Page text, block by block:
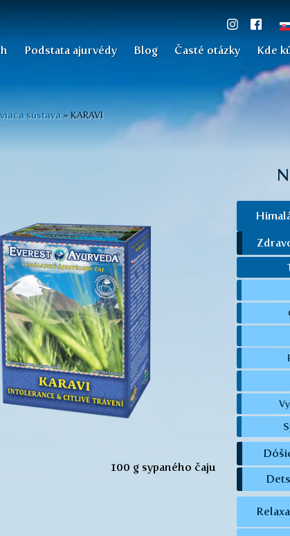
Podstata ajurvédy Blog Časté otázky Kde
sústava » KARAVI
100 g sypaného čaju